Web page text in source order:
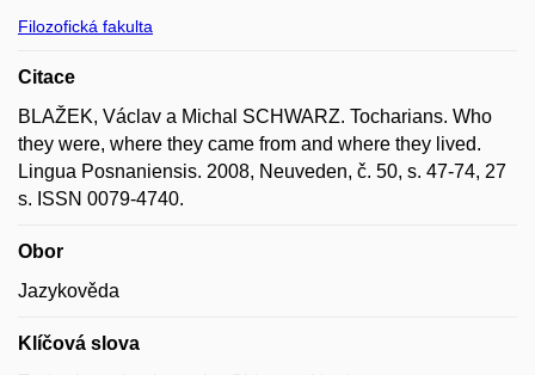
Filozofická fakulta
Citace
BLAŽEK, Václav a Michal SCHWARZ. Tocharians. Who
they were, where they came from and where they lived.
Lingua Posnaniensis. 2008, Neuveden, č. 50, s. 47-74, 27
s. ISSN 0079-4740.
Obor
Jazykověda
Klíčová slova